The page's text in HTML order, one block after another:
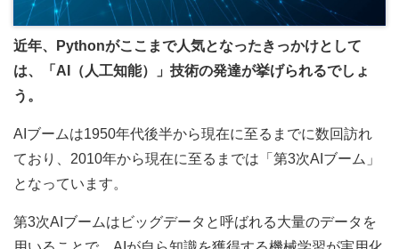
近年、Pythonがここまで人気となったきっかけとして
は、「AI（人工知能）」技術の発達が挙げられるでしょ
う。
AIブームは1950年代後半から現在に至るまでに数回訪れ
ており、2010年から現在に至るまでは「第3次AIブーム」
となっています。
第3次AIブームはビッグデータと呼ばれる大量のデータを